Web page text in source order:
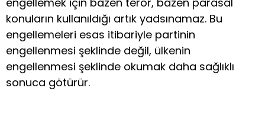
konuların kullanıldığı artık yadsınamaz. Bu
engellemeleri esas itibariyle partinin
engellenmesi şeklinde değil, ülkenin
engellenmesi şeklinde okumak daha sağlıklı
sonuca götürür.